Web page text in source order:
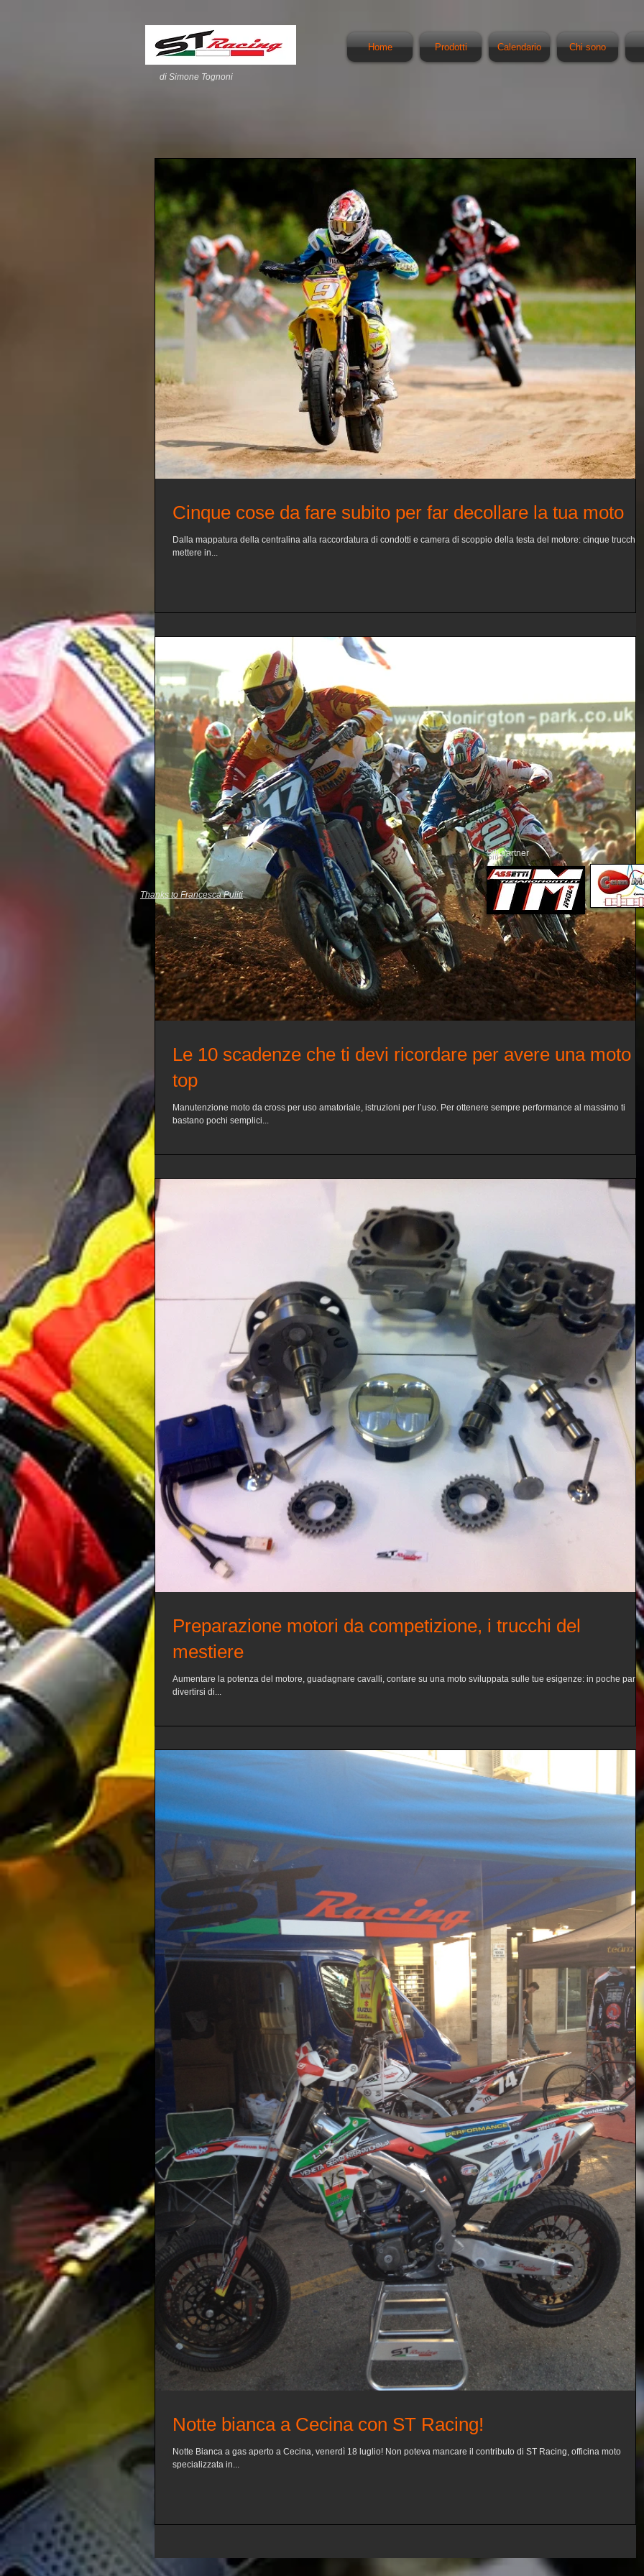
Home Prodotti Calendario Chi sono
di Simone Tognoni
Cinque cose da fare subito per far decollare la tua moto
Dalla mappatura della centralina alla raccordatura di condotti e camera di scoppio della testa del motore: cinque trucchi
mettere in...
Le 10 scadenze che ti devi ricordare per avere una moto
top
Manutenzione moto da cross per uso amatoriale, istruzioni per l’uso. Per ottenere sempre performance al massimo ti
bastano pochi semplici...
Preparazione motori da competizione, i trucchi del
mestiere
Aumentare la potenza del motore, guadagnare cavalli, contare su una moto sviluppata sulle tue esigenze: in poche
divertirsi di...
Notte bianca a Cecina con ST Racing!
Notte Bianca a gas aperto a Cecina, venerdì 18 luglio! Non poteva mancare il contributo di ST Racing, officina moto
specializzata in...
Siti partner
Thanks to Francesca Puliti